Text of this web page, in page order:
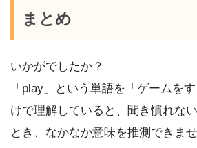
まとめ
いかがでしたか？
「play」という単語を「ゲームを
けで理解していると、聞き慣れな
とき、なかなか意味を推測できま